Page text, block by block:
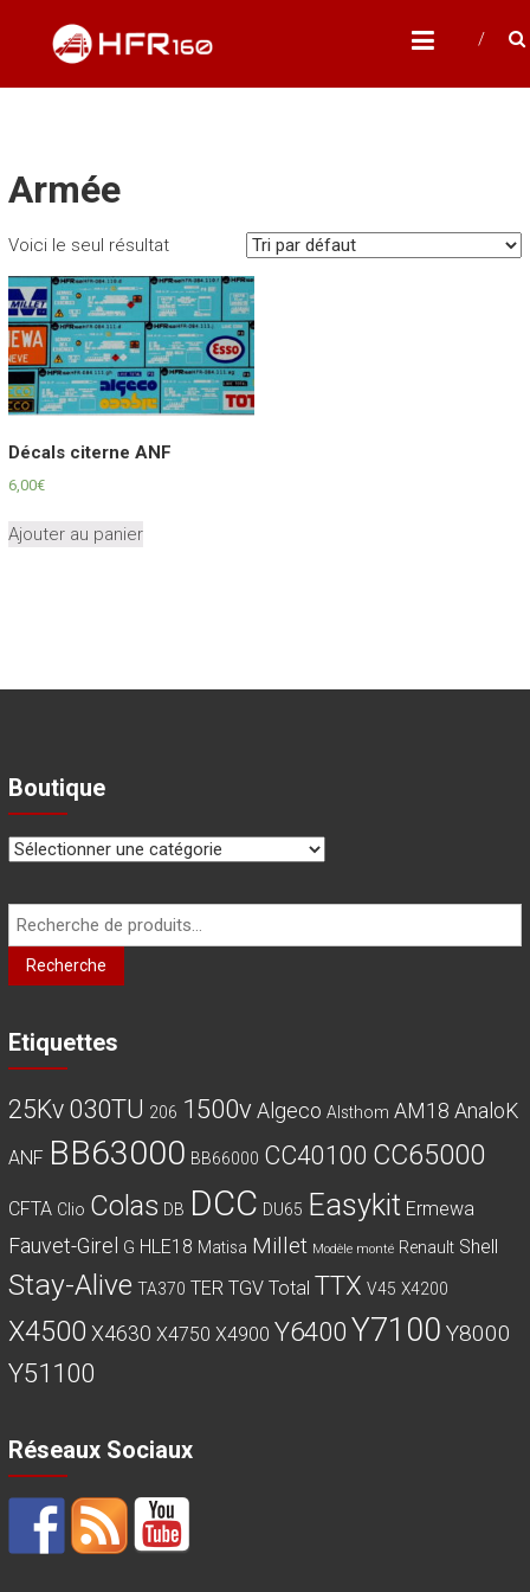
content
HFR160
Modélisme ferroviaire à l'échelle N
Armée
Voici le seul résultat
Décals citerne ANF
6,00€
Ajouter au panier
Boutique
Recherche
pour :
Recherche
Etiquettes
25Kv 030TU 206 1500v Algeco Alsthom AM18 AnaloK
ANF BB63000 BB66000 CC40100 CC65000
CFTA Clio Colas DB DCC DU65 Easykit Ermewa
Fauvet-Girel G HLE18 Matisa Millet Modèle monté Renault Shell
Stay-Alive TA370 TER TGV Total TTX V45 X4200
X4500 X4630 X4750 X4900 Y6400Y7100 Y8000
Y51100
Réseaux Sociaux